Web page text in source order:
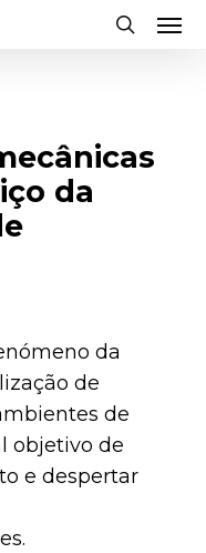
da
da
de
de
objetivo de
e despertar